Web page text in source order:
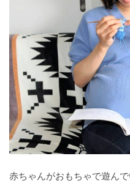
赤ちゃんがおもちゃで遊ん